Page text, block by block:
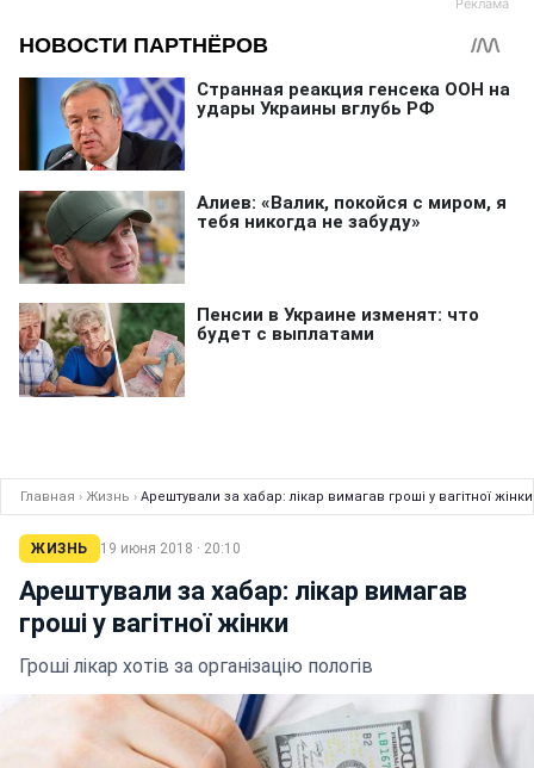
Главная › Жизнь › Арештували за хабар: лікар вимагав гроші у вагітної жінки
ЖИЗНЬ 19 июня 2018 · 20:10
Арештували за хабар: лікар вимагав
гроші у вагітної жінки
Гроші лікар хотів за організацію пологів